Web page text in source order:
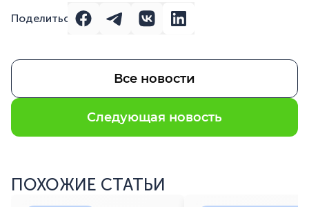
Поделиться
Все новости
Следующая новость
ПОХОЖИЕ СТАТЬИ